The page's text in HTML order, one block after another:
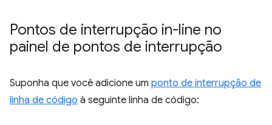
Pontos de interrupção in-line no
painel de pontos de interrupção
Suponha que você adicione um ponto de interrupção de
linha de código à seguinte linha de código: